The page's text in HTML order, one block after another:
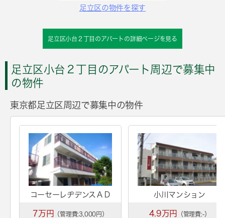
足立区の物件を探す
足立区小台２丁目のアパートの詳細ページを見る
足立区小台２丁目のアパート周辺で募集中
の物件
東京都足立区周辺で募集中の物件
コーセーレヂデンスＡＤ
7万円 （管理費:3,000円）
小川マンション
4.9万円 （管理費:-）